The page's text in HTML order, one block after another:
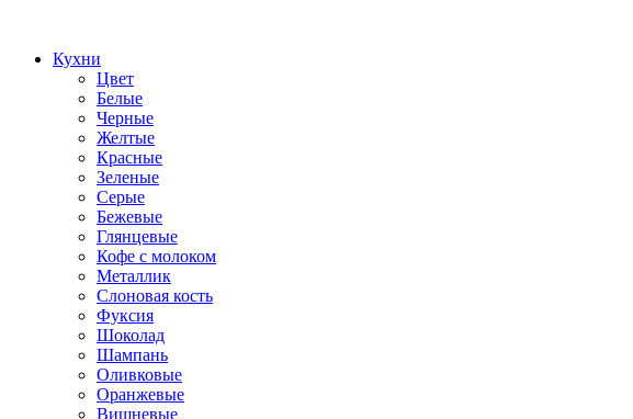
Кухни
Цвет
Белые
Черные
Желтые
Красные
Зеленые
Серые
Бежевые
Глянцевые
Кофе с молоком
Металлик
Слоновая кость
Фуксия
Шоколад
Шампань
Оливковые
Оранжевые
Вишневые